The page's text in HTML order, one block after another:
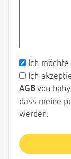
Ich
Ich
AGB von
dass meine
werden.